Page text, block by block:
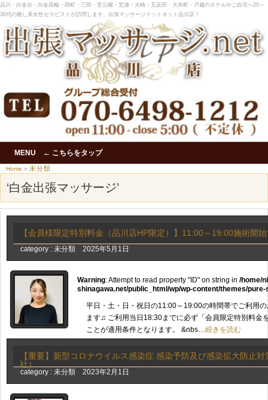
品川・白金台・白金高輪・田町・三田・芝公園・芝浦・大崎・五反田・大井町・戸越のホテルやご自宅へ20～
30代の癒し系女性セラピストが訪問します。出張マッサージドットネット品川店！
MENU ← こちらをタップ
Home » 未分類
‘白金出張マッサージ’
【会員様限定特別料金（品川店HP限定）】11:00～19:00施術開
category : 未分類 2025年5月1日
Warning: Attempt to read property "ID" on string in /home/
shinagawa.net/public_html/wp/wp-content/themes/
平日・土・日・祝日の11:00～19:00の時間帯でご利用
ます♫ ご利用当日18:30までに必ず「会員限定特別料金
ことが適用条件となります。 &nbs…続きを読む
【重要】新型コロナウイルス感染症 感染予防及び感染拡大防止
社）
category : 未分類 2023年2月1日